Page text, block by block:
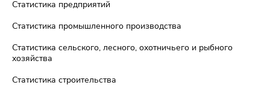
Статистика предприятий
Статистика промышленного производства
Статистика сельского, лесного, охотничьего и рыбного
хозяйства
Статистика строительства